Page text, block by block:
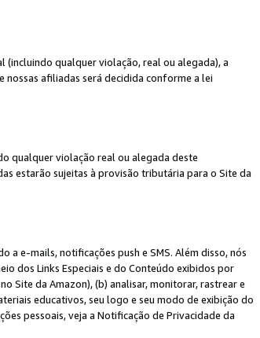
qualquer violação, real ou alegada), a
afiliadas será decidida conforme a lei
qualquer violação real ou alegada deste
estarão sujeitas à provisão tributária para o Site da
a e-mails, notificações push e SMS. Além disso, nós
dos Links Especiais e do Conteúdo exibidos por
Site da Amazon), (b) analisar, monitorar, rastrear e
educativos, seu logo e seu modo de exibição do
pessoais, veja a Notificação de Privacidade da